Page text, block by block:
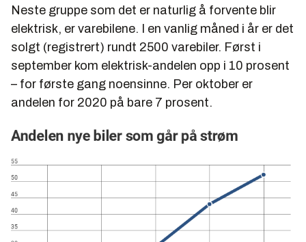
Neste gruppe som det er naturlig å forvente blir
elektrisk, er varebilene. I en vanlig måned i år er det
solgt (registrert) rundt 2500 varebiler. Først i
september kom elektrisk-andelen opp i 10 prosent
– for første gang noensinne. Per oktober er
andelen for 2020 på bare 7 prosent.